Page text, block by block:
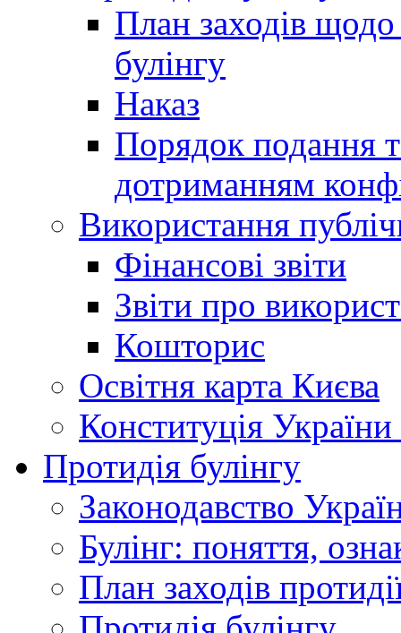
План заходів щодо
булінгу
Наказ
Порядок подання
дотриманням
Використання
Фінансові звіти
Звіти про
Кошторис
Освітня карта Києва
Конституція
Протидія булінгу
Законодавство
Булінг: поняття,
План заходів